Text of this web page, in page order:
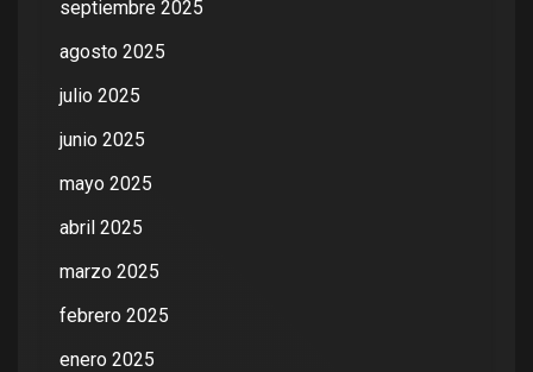
septiembre 2025
agosto 2025
julio 2025
junio 2025
mayo 2025
abril 2025
marzo 2025
febrero 2025
enero 2025